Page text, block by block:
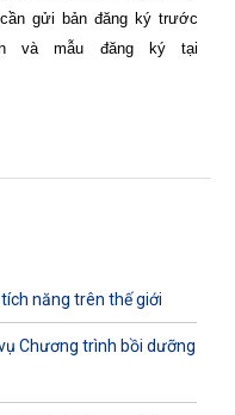
gửi bản đăng ký trước
và mẫu đăng ký tại
năng trên thế giới
Chương trình bồi dưỡng